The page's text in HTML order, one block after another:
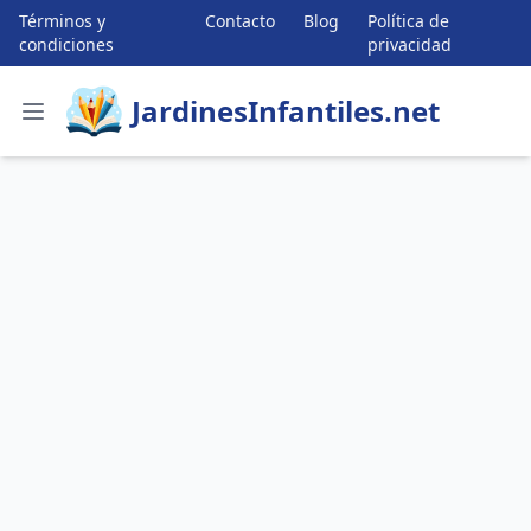
Términos y
condiciones
Contacto Blog
Política de
privacidad
JardinesInfantiles.net